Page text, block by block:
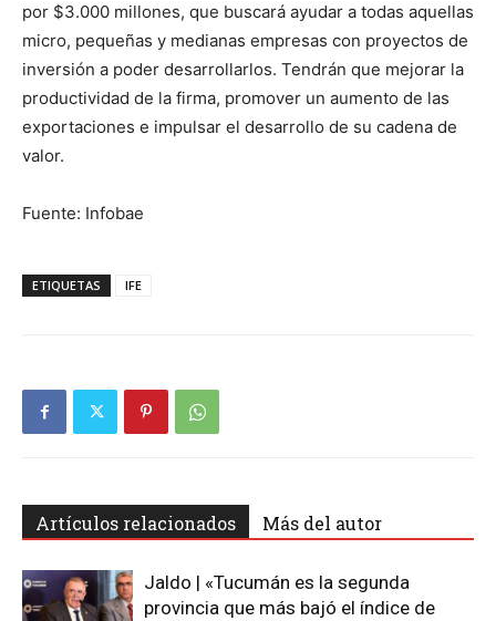
por $3.000 millones, que buscará ayudar a todas aquellas
micro, pequeñas y medianas empresas con proyectos de
inversión a poder desarrollarlos. Tendrán que mejorar la
productividad de la firma, promover un aumento de las
exportaciones e impulsar el desarrollo de su cadena de
valor.
Fuente: Infobae
ETIQUETAS IFE
Artículos relacionados Más del autor
Jaldo | «Tucumán es la segunda
provincia que más bajó el índice de